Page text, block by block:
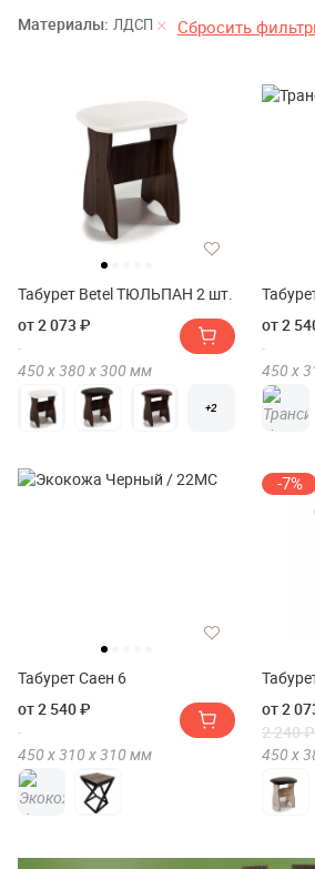
Материалы: ЛДСП Сбросить
Табурет Betel ТЮЛЬПАН 2 шт.
от 2 073 ₽
450 х380 х300 мм
+2
от 2
450 х
Табурет Саен 6
от 2 540 ₽
450 х310 х310 мм
-7%
от 2
2 240 ₽
450 х